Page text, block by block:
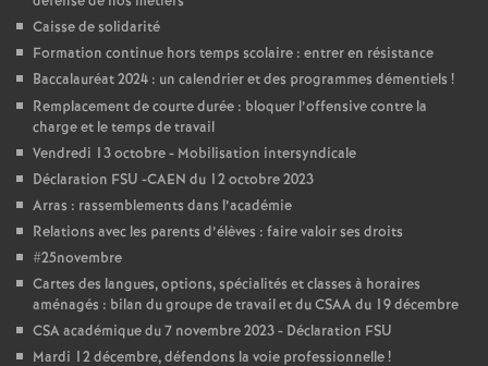
t
s
d
e
S
e
Caisse de solidarité
Formation continue hors temps scolaire : entrer en résistance
Baccalauréat 2024 : un calendrier et des programmes démentiels !
Remplacement de courte durée : bloquer l’offensive contre la
charge et le temps de travail
Vendredi 13 octobre - Mobilisation intersyndicale
Déclaration FSU -CAEN du 12 octobre 2023
Arras : rassemblements dans l’académie
Relations avec les parents d’élèves : faire valoir ses droits
#25novembre
Cartes des langues, options, spécialités et classes à horaires
aménagés : bilan du groupe de travail et du CSAA du 19 décembre
CSA académique du 7 novembre 2023 - Déclaration FSU
Mardi 12 décembre, défendons la voie professionnelle!